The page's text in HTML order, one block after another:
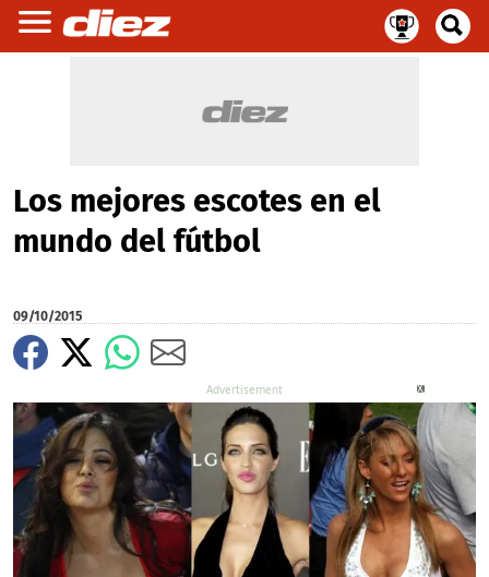
Los mejores escotes en el
mundo del fútbol
09/10/2015
X